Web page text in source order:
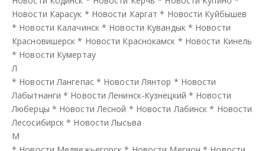
Новости Карасук * Новости Каргат * Новости Куйбышев
* Новости Калачинск * Новости Кувандык * Новости
Красновишерск * Новости Краснокамск * Новости Кинель
* Новости Кумертау
Л
* Новости Лангепас* Новости Лянтор * Новости
Лабытнанги * Новости Ленинск-Кузнецкий * Новости
Люберцы * Новости Лесной * Новости Лабинск * Новости
Лесосибирск * Новости Лысьва
М